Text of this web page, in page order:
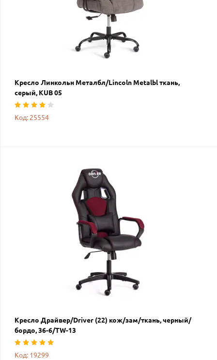
Кресло Линкольн Металбл/Lincoln Metalbl ткань,
серый, KUB 05
Код: 25554
Кресло Драйвер/Driver (22) кож/зам/ткань, черный/
бордо, 36-6/TW-13
Код: 19299